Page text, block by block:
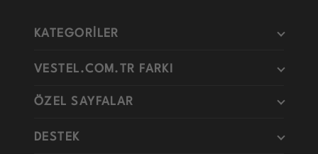
KATEGORİLER
VESTEL.COM.TR FARKI
ÖZEL SAYFALAR
DESTEK